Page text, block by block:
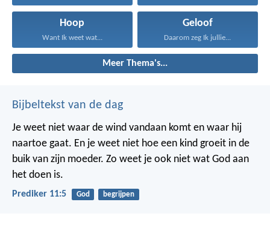
Hoop
Want Ik weet wat...
Geloof
Daarom zeg Ik jullie...
Meer Thema's...
Bijbeltekst van de dag
Je weet niet waar de wind vandaan komt en waar hij
naartoe gaat. En je weet niet hoe een kind groeit in de
buik van zijn moeder. Zo weet je ook niet wat God aan
het doen is.
Prediker 11:5 God begrijpen